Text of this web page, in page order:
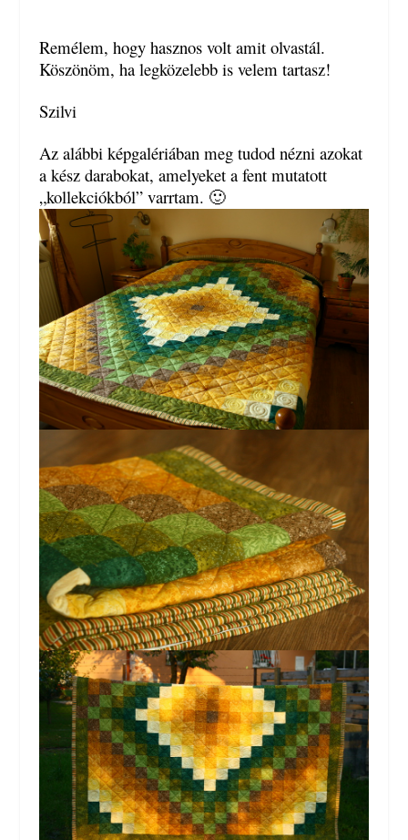
Remélem, hogy hasznos volt amit olvastál.
Köszönöm, ha legközelebb is velem tartasz!
Szilvi
Az alábbi képgalériában meg tudod nézni azokat
a kész darabokat, amelyeket a fent mutatott
„kollekciókból” varrtam. 🙂